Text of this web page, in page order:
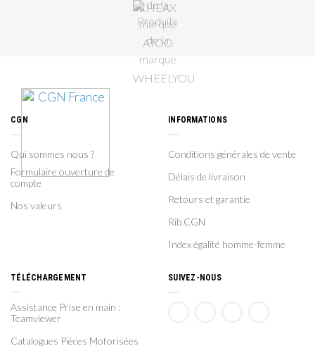
CGN
Qui sommes nous ?
Formulaire ouverture de
compte
Nos valeurs
INFORMATIONS
Conditions générales de vente
Délais de livraison
Retours et garantie
Rib CGN
Index égalité homme-femme
TÉLÉCHARGEMENT
Assistance Prise en main :
Teamviewer
Catalogues Pièces Motorisées
SUIVEZ-NOUS